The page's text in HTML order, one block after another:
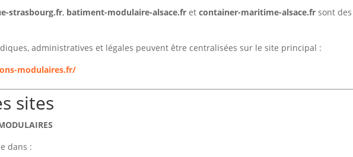
strasbourg.fr, batiment-modulaire-alsace.fr et container-maritime-alsace.fr sont
administratives et légales peuvent être centralisées sur le site principal :
modulaires.fr/
sites
dans :